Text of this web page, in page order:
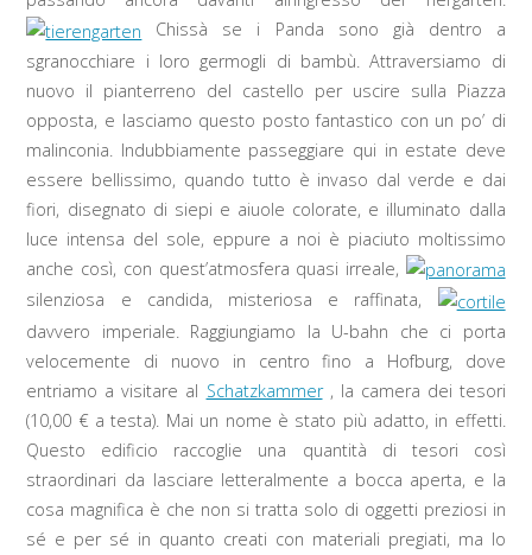
Chissà se i Panda sono già dentro a
sgranocchiare i loro germogli di bambù. Attraversiamo di
nuovo il pianterreno del castello per uscire sulla Piazza
opposta, e lasciamo questo posto fantastico con un po’ di
malinconia. Indubbiamente passeggiare qui in estate deve
essere bellissimo, quando tutto è invaso dal verde e dai
fiori, disegnato di siepi e aiuole colorate, e illuminato dalla
luce intensa del sole, eppure a noi è piaciuto moltissimo
anche così, con quest’atmosfera quasi irreale,
silenziosa e candida, misteriosa e raffinata,
davvero imperiale. Raggiungiamo la U-bahn che ci porta
velocemente di nuovo in centro fino a Hofburg, dove
entriamo a visitare al Schatzkammer, la camera dei tesori
(10,00 € a testa). Mai un nome è stato più adatto, in effetti.
Questo edificio raccoglie una quantità di tesori così
straordinari da lasciare letteralmente a bocca aperta, e la
cosa magnifica è che non si tratta solo di oggetti preziosi in
sé e per sé in quanto creati con materiali pregiati, ma lo